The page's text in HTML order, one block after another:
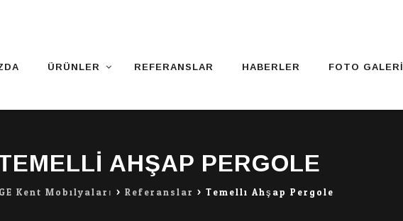
ÜRÜNLER REFERANSLAR HABERLER FOTO GALERI
AHŞAP PERGOLE
Kent Mobilyaları > Referanslar > Temelli Ahşap Pergole